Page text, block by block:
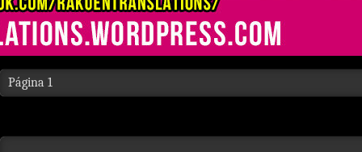
Página 1